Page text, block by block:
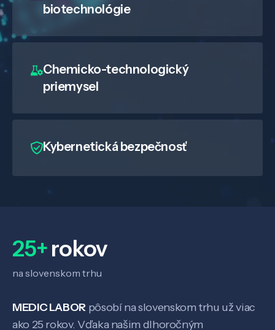
biotechnológie
Chemicko-technologický
priemysel
Kybernetická bezpečnosť
25+rokov
na slovenskom trhu
MEDIC LABOR pôsobí na slovenskom trhu už viac
ako 25 rokov. Vďaka našim dlhoročným